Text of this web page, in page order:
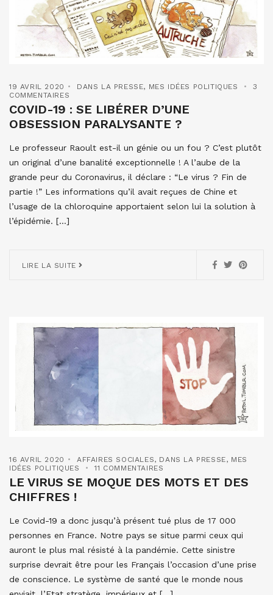
19 AVRIL 2020 DANS LA PRESSE, MES IDÉES POLITIQUES
3
COMMENTAIRES
COVID-19 : SE LIBÉRER D’UNE
OBSESSION PARALYSANTE ?
Le professeur Raoult est-il un génie ou un fou ? C’est plutôt
un original d’une banalité exceptionnelle ! A l’aube de la
grande peur du Coronavirus, il déclare : “Le virus ? Fin de
partie !” Les informations qu’il avait reçues de Chine et
l’usage de la chloroquine apportaient selon lui la solution à
l’épidémie. […]
LIRE LA SUITE
16 AVRIL 2020 AFFAIRES SOCIALES, DANS LA PRESSE, MES
IDÉES POLITIQUES
11 COMMENTAIRES
LE VIRUS SE MOQUE DES MOTS ET DES
CHIFFRES !
Le Covid-19 a donc jusqu’à présent tué plus de 17 000
personnes en France. Notre pays se situe parmi ceux qui
auront le plus mal résisté à la pandémie. Cette sinistre
surprise devrait être pour les Français l’occasion d’une prise
de conscience. Le système de santé que le monde nous